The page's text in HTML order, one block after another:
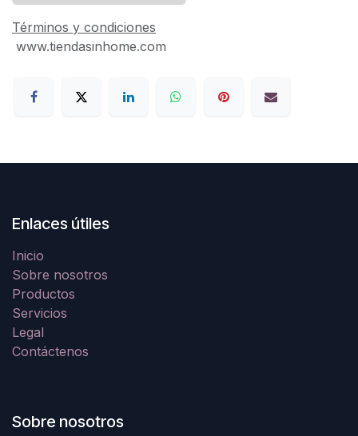
Términos y condiciones
www.tiendasinhome.com
Enlaces útiles
Inicio
Sobre nosotros
Productos
Servicios
Legal
Contáctenos
Sobre nosotros